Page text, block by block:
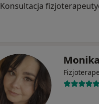
Konsultacja